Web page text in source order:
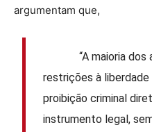
argumentam que,
“A maioria dos
restrições à liberdade
proibição criminal
instrumento legal,